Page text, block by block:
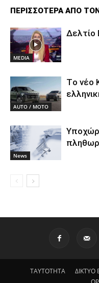
ΠΕΡΙΣΣΟΤΕΡΑ ΑΠΟ
MEDIA
Δελτίο
AUTO / MOTO
Tο νέο
News
ΤΑΥΤΟΤΗΤΑ